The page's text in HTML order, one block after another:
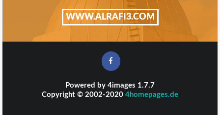
WWW.ALRAFI3.COM
Powered by 4images 1.7.7
Copyright © 2002-2020 4homepages.de